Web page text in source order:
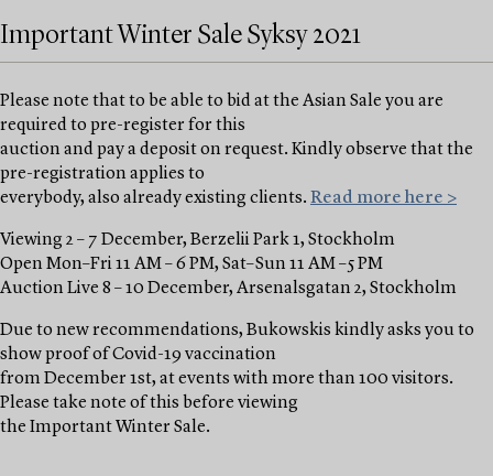
Important Winter Sale Syksy 2021
Please note that to be able to bid at the Asian Sale you are
required to pre-register for this
auction and pay a deposit on request. Kindly observe that the
pre-registration applies to
everybody, also already existing clients. Read more here >
Viewing 2 – 7 December, Berzelii Park 1, Stockholm
Open Mon–Fri 11 AM – 6 PM, Sat–Sun 11 AM –5 PM
Auction Live 8 – 10 December, Arsenalsgatan 2, Stockholm
Due to new recommendations, Bukowskis kindly asks you to
show proof of Covid-19 vaccination
from December 1st, at events with more than 100 visitors.
Please take note of this before viewing
the Important Winter Sale.